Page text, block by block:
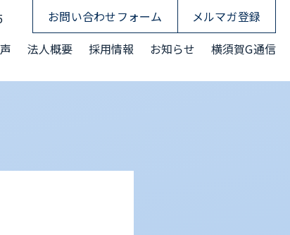
お問い合わせフォーム
メルマガ登録
法人概要 採用情報 お知らせ 横須賀G通信